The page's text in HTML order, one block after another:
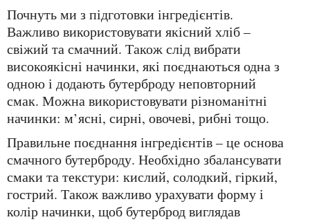
Почнуть ми з підготовки інгредієнтів.
Важливо використовувати якісний хліб –
свіжий та смачний. Також слід вибрати
високоякісні начинки, які поєднаються одна з
одною і додають бутерброду неповторний
смак. Можна використовувати різноманітні
начинки: м’ясні, сирні, овочеві, рибні тощо.
Правильне поєднання інгредієнтів – це основа
смачного бутерброду. Необхідно збалансувати
смаки та текстури: кислий, солодкий, гіркий,
гострий. Також важливо урахувати форму і
колір начинки, щоб бутерброд виглядав